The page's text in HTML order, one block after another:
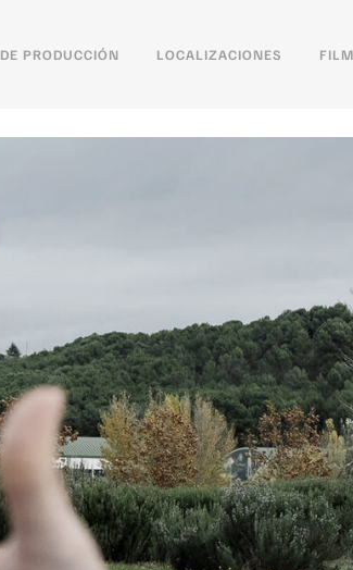
PRODUCCIÓN LOCALIZACIONES